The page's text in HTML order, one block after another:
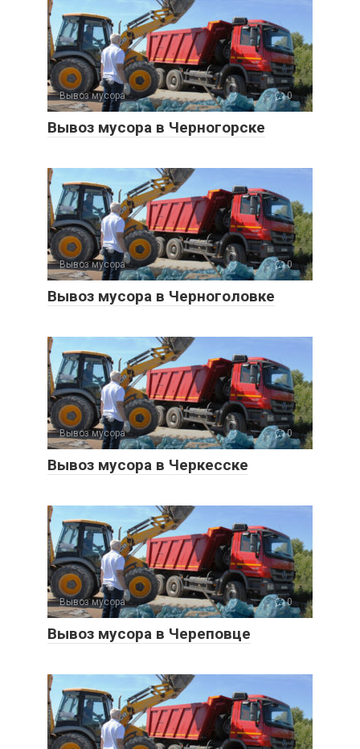
Вывоз мусора 0
Вывоз мусора в Черногорске
Вывоз мусора 0
Вывоз мусора в Черноголовке
Вывоз мусора 0
Вывоз мусора в Черкесске
Вывоз мусора 0
Вывоз мусора в Череповце